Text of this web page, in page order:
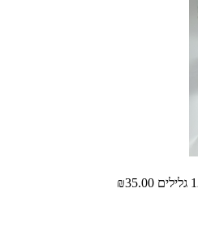
₪35.00